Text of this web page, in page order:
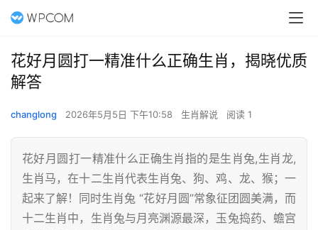
花好月圆打一精准什么正确生肖，揭晓优质
解答
changlong 2026年5月5日 下午10:58 生肖解说 阅读 1
花好月圆打一精准什么正确生肖指的是生肖兔,生肖龙,
生肖马，在十二生肖代表生肖兔、狗、鸡、龙、猴；一
起来了解！同时生肖兔 “花好月圆”常象征团圆美满，而
十二生肖中，生肖兔与月亮渊源最深，玉兔捣药、蟾宫